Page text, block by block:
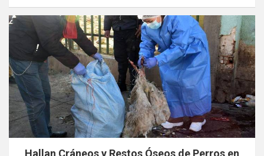
Hallan Cráneos y Restos Óseos de Perros en